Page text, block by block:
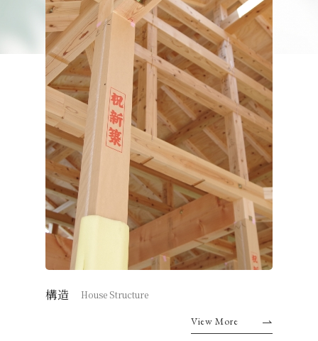
構造 House Structure
View More